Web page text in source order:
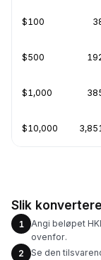
$100
$500
$1,000
$10,000
Slik
1
Angi beløpet
ovenfor.
2
Se den